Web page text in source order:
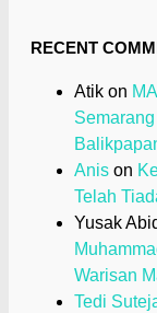
RECENT
Atik on
Anis on
Telah
Yusak
Warisan
Tedi